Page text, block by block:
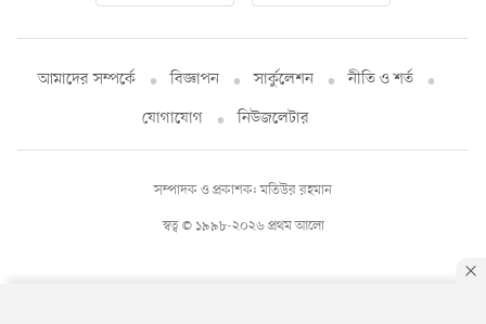
আমাদের সম্পর্কে বিজ্ঞাপন সার্কুলেশন
নীতি ও শর্ত
যোগাযোগ
নিউজলেটার
স্বত্ব © ১৯৯৮-২০২৬ প্রথম আলো
সম্পাদক ও প্রকাশক: মতিউর রহমান